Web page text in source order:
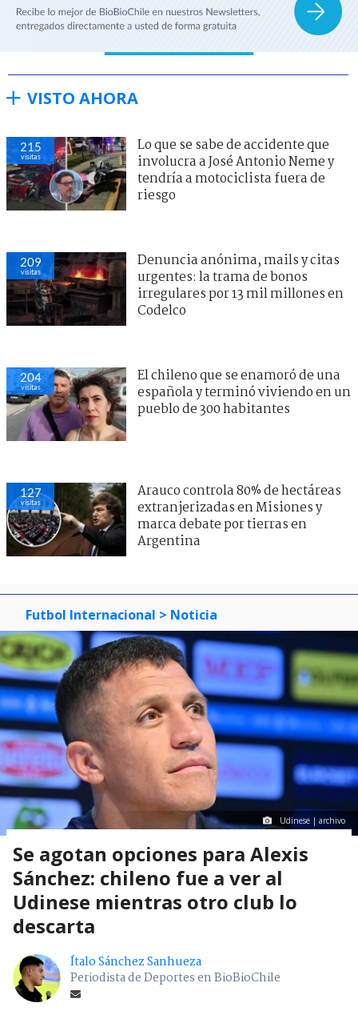
VISTO AHORA
215
visitas
Lo que se sabe de accidente que
involucra a José Antonio Neme y
tendría a motociclista fuera de
riesgo
209
visitas
Denuncia anónima, mails y citas
urgentes: la trama de bonos
irregulares por 13 mil millones en
Codelco
204
visitas
El chileno que se enamoró de una
española y terminó viviendo en un
pueblo de 300 habitantes
127
visitas
Arauco controla 80% de hectáreas
extranjerizadas en Misiones y
marca debate por tierras en
Argentina
Futbol Internacional > Noticia
Udinese | archivo
Se agotan opciones para Alexis
Sánchez: chileno fue a ver al
Udinese mientras otro club lo
descarta
Ítalo Sánchez Sanhueza
Periodista de Deportes en BioBioChile